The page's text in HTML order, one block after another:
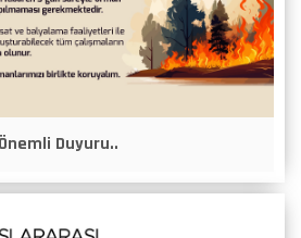
Önemli Duyuru..